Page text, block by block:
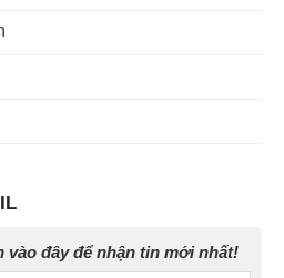
vào đây để nhận tin mới nhất!